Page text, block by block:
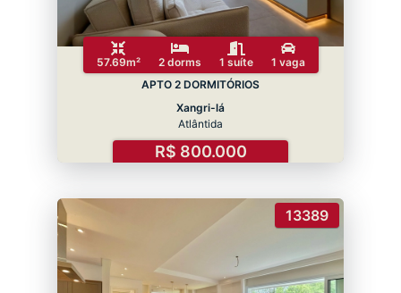
57.69m² 2 dorms 1 suíte
1 vaga
APTO 2 DORMITÓRIOS
Xangri-lá
Atlântida
R$ 800.000
13389